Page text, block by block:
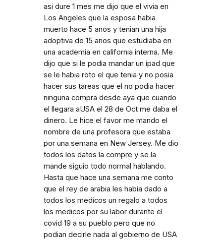
asi dure 1 mes me dijo que el vivia en
Los Angeles que la esposa habia
muerto hace 5 anos y tenian una hija
adoptiva de 15 anos que estudiaba en
una academia en california interna. Me
dijo que si le podia mandar un ipad que
se le habia roto el que tenia y no posia
hacer sus tareas que el no podia hacer
ninguna compra desde aya que cuando
el llegara aUSA el 28 de Oct me daba el
dinero. Le hice el favor me mando el
nombre de una profesora que estaba
por una semana en New Jersey. Me dio
todos los datos la compre y se la
mande siguio todo normal hablando.
Hasta que hace una semana me conto
que el rey de arabia les habia dado a
todos los medicos un regalo a todos
los medicos por su labor durante el
covid 19 a su pueblo pero que no
podian decirle nada al gobierno de USA